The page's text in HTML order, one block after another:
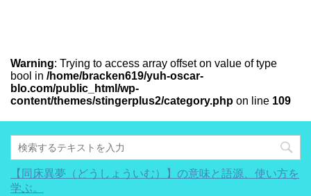
Warning: Trying to access array offset on value of type
bool in /home/bracken619/yuh-oscar-
blo.com/public_html/wp-
content/themes/stingerplus2/category.php on line 109
【同床異夢（どうしょういむ）】の意味と語源、使い方を
学ぶ。